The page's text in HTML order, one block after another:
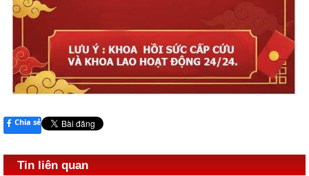
Chia sẻ
Tin liên quan